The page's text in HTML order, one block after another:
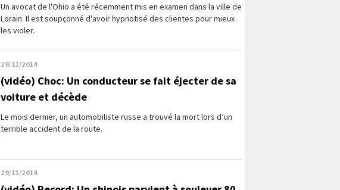
Un avocat de l'Ohio a été récemment mis en examen dans la ville de
Lorain. Il est soupçonné d'avoir hypnotisé des clientes pour mieux
les violer.
29/11/2014
(vidéo) Choc: Un conducteur se fait éjecter de sa
voiture et décède
Le mois dernier, un automobiliste russe a trouvé la mort lors d’un
terrible accident de la route.
29/11/2014